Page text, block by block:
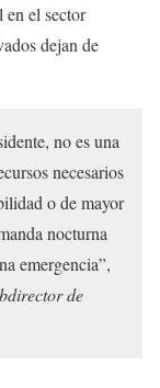
el sector
dejan de
no es una
necesarios
o de mayor
nocturna
emergencia”,
de